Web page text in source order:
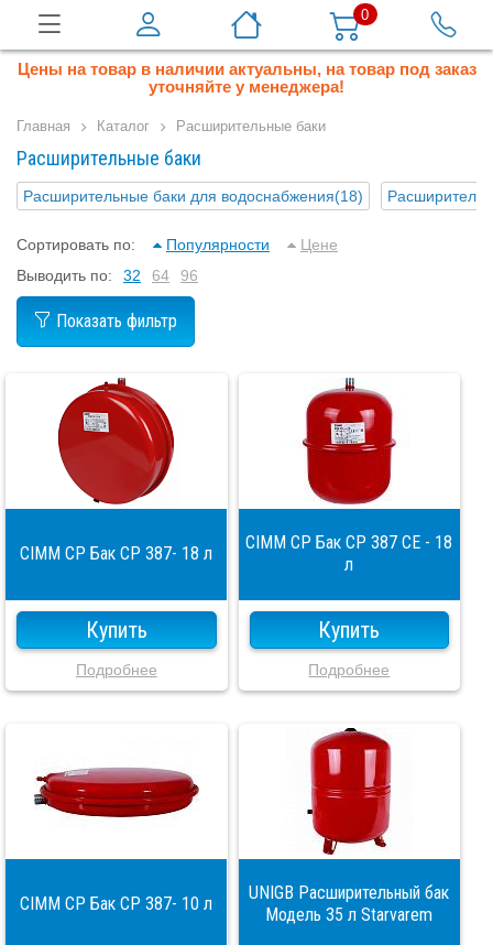
0
Цены на товар в наличии актуальны, на товар под заказ
уточняйте у менеджера!
Главная Каталог Расширительные баки
Расширительные баки
Расширительные баки для водоснабжения(18)
Сортировать по: Популярности
Цене
Выводить по:
32 64 96
Показать фильтр
CIMM CP Бак CP 387- 18 л
Купить
Подробнее
CIMM CP Бак CP 387 CE - 18
л
Купить
Подробнее
CIMM CP Бак CP 387- 10 л
UNIGB Расширительный бак
Модель 35 л Starvarem